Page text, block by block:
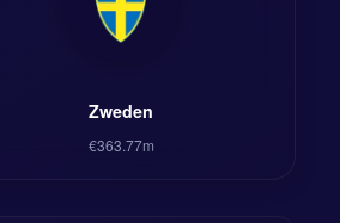
Zweden
€363.77m